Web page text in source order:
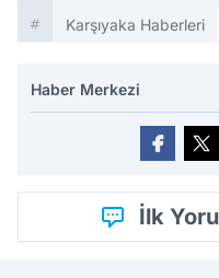
Karşıyaka Haberleri
Haber Merkezi
İlk